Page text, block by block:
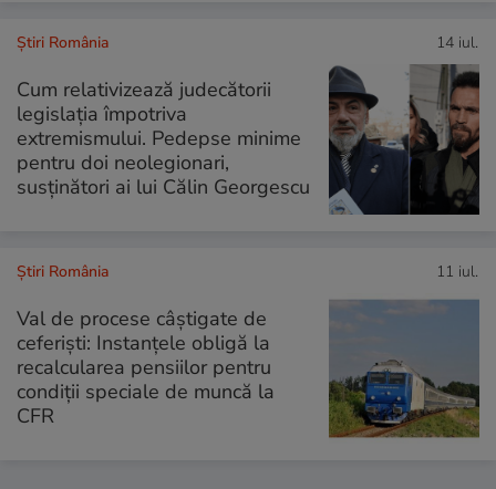
Știri România 14 iul.
Cum relativizează judecătorii
legislația împotriva
extremismului. Pedepse minime
pentru doi neolegionari,
susținători ai lui Călin Georgescu
Știri România 11 iul.
Val de procese câștigate de
ceferiști: Instanțele obligă la
recalcularea pensiilor pentru
condiții speciale de muncă la
CFR